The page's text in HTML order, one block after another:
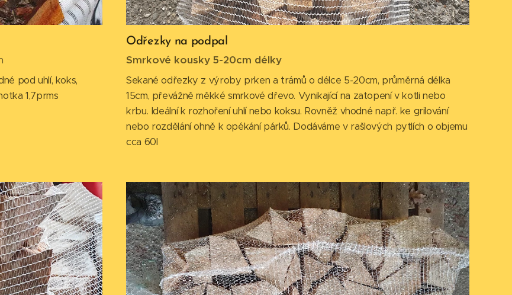
pod uhlí, koks,
1,7prms
Odřezky na podpal
Smrkové kousky 5-20cm délky
Sekané odřezky z výroby prken a trámů o délce 5-20cm, průměrná délka
15cm, převážně měkké smrkové dřevo. Vynikající na zatopení v kotli nebo
krbu. Ideální k rozhoření uhlí nebo koksu. Rovněž vhodné např. ke grilování
nebo rozdělání ohně k opékání párků. Dodáváme v rašlových pytlích o objemu
cca 60l